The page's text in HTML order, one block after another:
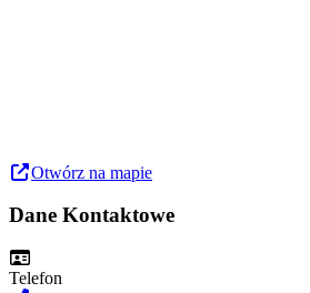
Otwórz na mapie
Dane Kontaktowe
Telefon